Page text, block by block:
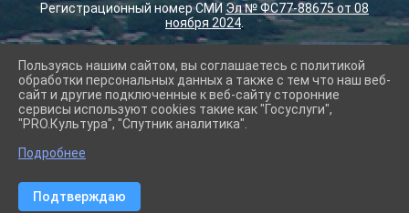
Регистрационный номер СМИ Эл № ФС77-88675 от 08
ноября 2024
2026 г. krilovskay.ru
Вход
Карта сайта
Политика обработки персональных данных
Сделано на KubCMS
Пользуясь нашим сайтом, вы соглашаетесь с политикой
обработки персональных данных а также с тем что наш веб-
сайт и другие подключенные к веб-сайту сторонние
сервисы используют cookies такие как "Госуслуги",
"PRO.Культура", "Спутник аналитика".
Подробнее
Подтверждаю